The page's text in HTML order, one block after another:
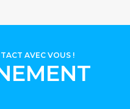
AVEC VOUS !